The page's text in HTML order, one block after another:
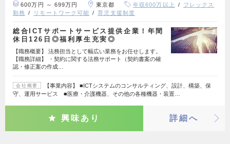
600万円 ～ 699万円 東京都 年収600万以上
フレックス
勤務
リモートワーク可能 育児支援制度
総合ICTサポートサービス提供企業！年間
休日126日◎福利厚生充実◎
【職務概要】 法務担当として幅広い業務をお任せします。
【職務詳細】 ・契約に関する法務サポート（契約書案の確
認・修正案の作成…
会社概要
【事業内容】 ■ICTシステムのコンサルティング、設計、構築、保
守、運用サービス ■医療・介護機器、その他の各種機器・装置…
興味あり 詳細へ